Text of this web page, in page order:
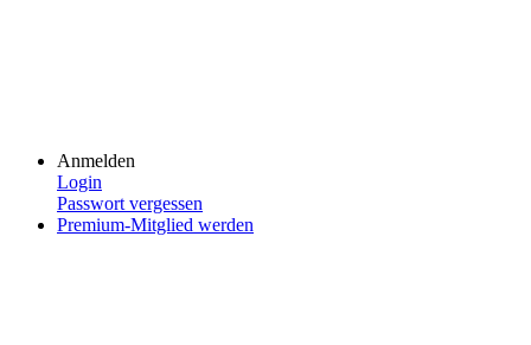
Anmelden
Login
Passwort vergessen
Premium-Mitglied werden